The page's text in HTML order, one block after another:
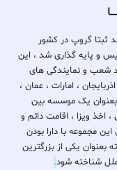
تحت نام و برند ثبتا گروپ در کشور
و پایه گذاری شد ، این
شعب و نمایندگی های
، امارات ، عمان ،
بعنوان یک موسسه بین
، اخذ ویزا ، اقامت دائم و
مجموعه با دارا بودن
بعنوان یکی از بزرگترین
شناخته شود.